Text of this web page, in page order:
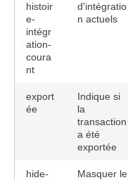
histoir
e-
intégr
ation-
coura
nt
d'intégratio
n actuels
export
ée
Indique si
la
transaction
a été
exportée
hide-
Masquer le